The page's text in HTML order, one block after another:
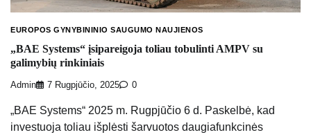
EUROPOS GYNYBININIO SAUGUMO NAUJIENOS
„BAE Systems“ įsipareigoja toliau tobulinti AMPV su
galimybių rinkiniais
Admin 7 Rugpjūčio, 2025 0
„BAE Systems“ 2025 m. Rugpjūčio 6 d. Paskelbė, kad
investuoja toliau išplėsti šarvuotos daugiafunkcinės